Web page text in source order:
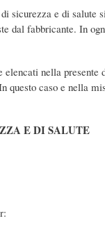
sicurezza e di salute
dal fabbricante. In
nella
questo caso e nella
E DI SALUTE